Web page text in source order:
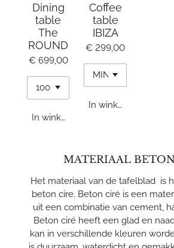
Dining
table
The
ROUND
€ 699,00
In winkelwagen
Coffee
table
IBIZA
€ 299,00
In winkelwagen
MATERIAAL
Het materiaal van de tafelblad is
beton cire. Beton ciré is een
uit een combinatie van cement,
Beton ciré heeft een glad en
kan in verschillende kleuren